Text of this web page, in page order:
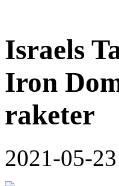
Israels
Iron
raketer
2021-05-